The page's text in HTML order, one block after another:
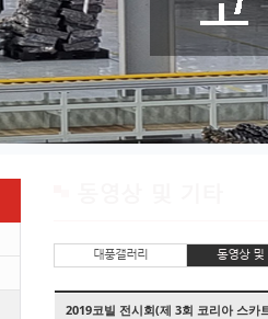
대풍갤러리 동영상 및
2019코빌 전시회(제 3회 코리아 스카